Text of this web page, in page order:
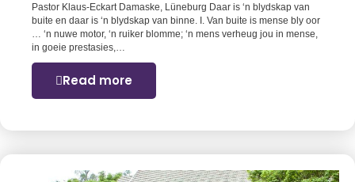
Pastor Klaus-Eckart Damaske, Lüneburg Daar is ‘n blydskap van
buite en daar is ‘n blydskap van binne. I. Van buite is mense bly oor
… ‘n nuwe motor, ‘n ruiker blomme; ‘n mens verheug jou in mense,
in goeie prestasies,…
Read more